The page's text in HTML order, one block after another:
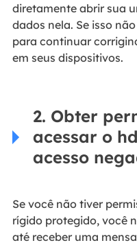
diretamente abrir sua
dados nela. Se isso
para continuar
em seus dispositivos.
2. Obter
acessar o
acesso
Se você não tiver
rígido protegido, você
até receber uma